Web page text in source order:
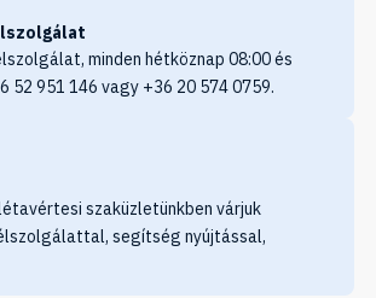
minden hétköznap 08:00 és
52 951 146 vagy +36 20 574 0759.
szaküzletünkben várjuk
segítség nyújtással,